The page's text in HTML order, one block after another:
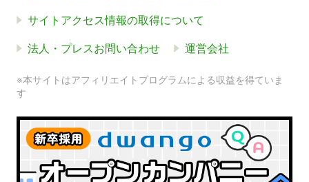
サイトアクセス情報の取得について
法人・プレスお問い合わせ 運営会社
※本サイトはアフィリエイトプログラムによる収益を得ていま
す